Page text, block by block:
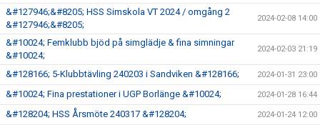
&#127946;&#8205; HSS Simskola VT 2024 / omgång 2
&#127946;&#8205;
2024-02-08 14:00
&#10024; Femklubb bjöd på simglädje & fina simningar
&#10024;
2024-02-03 21:19
&#128166; 5-Klubbtävling 240203 i Sandviken &#128166; 2024-01-31 23:00
&#10024; Fina prestationer i UGP Borlänge &#10024; 2024-01-28 16:44
&#128204; HSS Årsmöte 240317 &#128204; 2024-01-24 12:00